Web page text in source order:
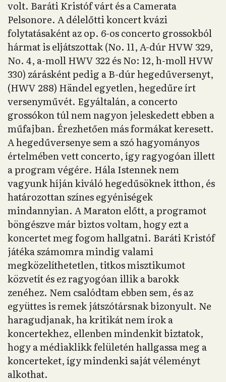
volt. Baráti Kristóf várt és a Camerata
Pelsonore. A délelőtti koncert kvázi
folytatásaként az op. 6-os concerto grossokból
hármat is eljátszottak (No. 11, A-dúr HVW 329,
No. 4, a-moll HWV 322 és No: 12, h-moll HVW
330) zárásként pedig a B-dúr hegedűversenyt,
(HWV 288) Händel egyetlen, hegedűre írt
versenyművét. Egyáltalán, a concerto
grossókon túl nem nagyon jeleskedett ebben a
műfajban. Érezhetően más formákat keresett.
A hegedűversenye sem a szó hagyományos
értelmében vett concerto, így ragyogóan illett
a program végére. Hála Istennek nem
vagyunk híján kiváló hegedűsöknek itthon, és
határozottan színes egyéniségek
mindannyian. A Maraton előtt, a programot
böngészve már biztos voltam, hogy ezt a
koncertet meg fogom hallgatni. Baráti Kristóf
játéka számomra mindig valami
megközelíthetetlen, titkos misztikumot
közvetít és ez ragyogóan illik a barokk
zenéhez. Nem csalódtam ebben sem, és az
együttes is remek játszótársnak bizonyult. Ne
haragudjanak, ha kritikát nem írok a
koncertekhez, ellenben mindenkit biztatok,
hogy a médiaklikk felületén hallgassa meg a
koncerteket, így mindenki saját véleményt
alkothat.